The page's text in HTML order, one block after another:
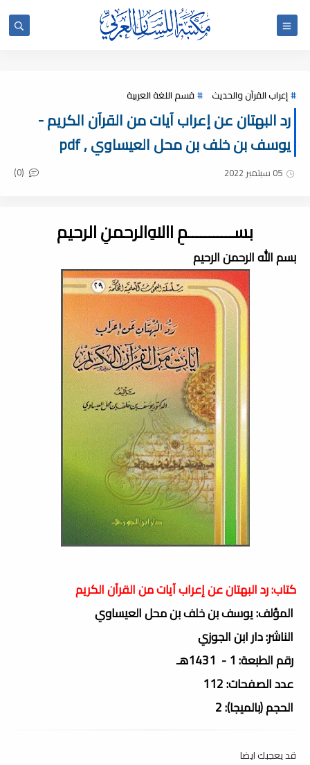
إعراب القرآن والحديث قسم اللغة العربية
رد البهتان عن إعراب آيات من القرآن الكريم -
يوسف بن خلف بن محل العيساوي , pdf
05 سبتمبر 2022 (0)
بســـــــــــمِ اﷲِالرحمنِ الرحيم
بسم الله الرحمن الرحيم
كتاب: رد البهتان عن إعراب آيات من القرآن الكريم
المؤلف: يوسف بن خلف بن محل العيساوي
الناشر: دار ابن الجوزي
رقم الطبعة: 1 - 1431هـ
عدد الصفحات: 112
الحجم (بالميجا): 2
قد يعجبك ايضا